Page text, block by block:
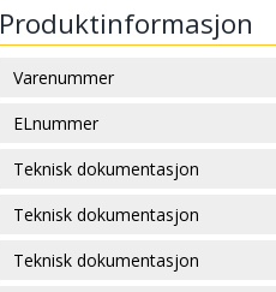
Produktinformasjon
Varenummer
ELnummer
Teknisk dokumentasjon
Teknisk dokumentasjon
Teknisk dokumentasjon